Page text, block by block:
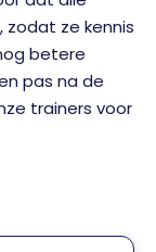
ze kennis
betere
pas na de
trainers voor